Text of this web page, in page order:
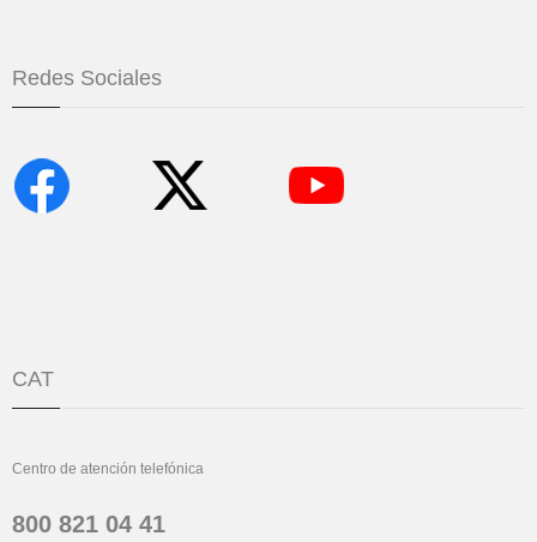
Redes Sociales
CAT
Centro de atención telefónica
800 821 04 41